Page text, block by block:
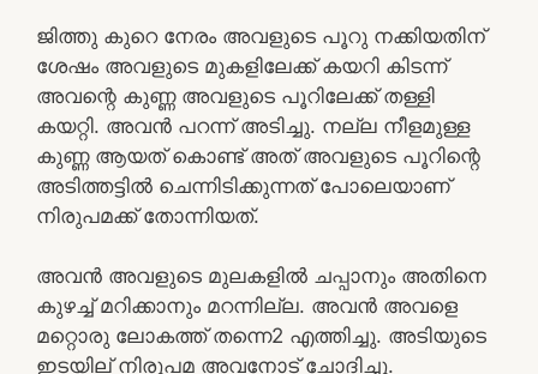
ജിത്തു കുറെ നേരം അവളുടെ പൂറു നക്കിയതിന്
ശേഷം അവളുടെ മുകളിലേക്ക് കയറി കിടന്ന്
അവന്റെ കുണ്ണ അവളുടെ പൂറിലേക്ക് തള്ളി
കയറ്റി. അവൻ പറന്ന് അടിച്ചു. നല്ല നീളമുള്ള
കുണ്ണ ആയത് കൊണ്ട് അത് അവളുടെ പൂറിന്റെ
അടിത്തട്ടിൽ ചെന്നിടിക്കുന്നത് പോലെയാണ്
നിരുപമക്ക് തോന്നിയത്.
അവൻ അവളുടെ മുലകളിൽ ചപ്പാനും അതിനെ
കുഴച്ച് മറിക്കാനും മറന്നില്ല. അവൻ അവളെ
മറ്റൊരു ലോകത്ത് തന്നെ2 എത്തിച്ചു. അടിയുടെ
ഇടയില് നിരുപമ അവനോട് ചോദിച്ചു.